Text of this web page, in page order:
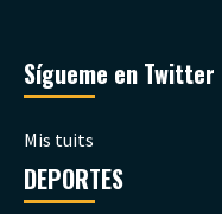
Sígueme en Twitter
Mis tuits
DEPORTES